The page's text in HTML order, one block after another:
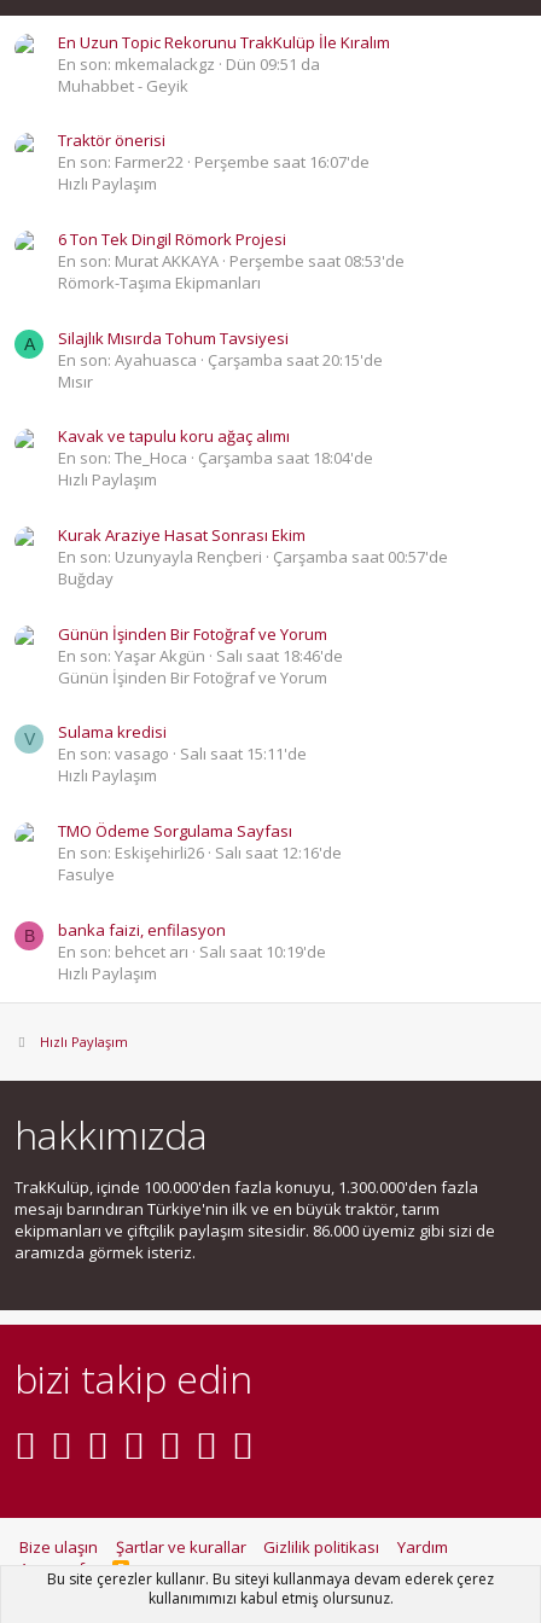
En Uzun Topic Rekorunu TrakKulüp İle Kıralım
En son: mkemalackgz
Dün 09:51 da
Muhabbet - Geyik
Traktör önerisi
En son: Farmer22 Perşembe saat 16:07'de
Hızlı Paylaşım
6 Ton Tek Dingil Römork Projesi
En son: Murat AKKAYA Perşembe saat 08:53'de
Römork-Taşıma Ekipmanları
A
Silajlık Mısırda Tohum Tavsiyesi
En son: Ayahuasca
Çarşamba saat 20:15'de
Mısır
Kavak ve tapulu koru ağaç alımı
En son: The_Hoca
Çarşamba saat 18:04'de
Hızlı Paylaşım
Kurak Araziye Hasat Sonrası Ekim
En son: Uzunyayla Rençberi
Çarşamba saat 00:57'de
Buğday
Günün İşinden Bir Fotoğraf ve Yorum
En son: Yaşar Akgün
Salı saat 18:46'de
Günün İşinden Bir Fotoğraf ve Yorum
V
Sulama kredisi
En son: vasago
Salı saat 15:11'de
Hızlı Paylaşım
TMO Ödeme Sorgulama Sayfası
En son: Eskişehirli26 Salı saat 12:16'de
Fasulye
B
banka faizi, enfilasyon
En son: behcet arı
Salı saat 10:19'de
Hızlı Paylaşım
Hızlı Paylaşım
hakkımızda
TrakKulüp, içinde 100.000'den fazla konuyu, 1.300.000'den fazla
mesajı barındıran Türkiye'nin ilk ve en büyük traktör, tarım
ekipmanları ve çiftçilik paylaşım sitesidir. 86.000 üyemiz gibi sizi de
aramızda görmek isteriz.
bizi takip edin
Bize ulaşın Şartlar ve kurallar Gizlilik politikası
Yardım
Ana sayfa
R
S
Bu site çerezler kullanır. Bu siteyi kullanmaya devam ederek çerez
kullanımımızı kabul etmiş olursunuz.